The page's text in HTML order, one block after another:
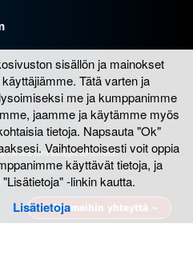
kiinteistönvälittäjät tekemään
kanssa työskentelyn edut
~ Ota meihin yhteyttä ~
sisällön ja mainokset
Tätä varten ja
me ja kumppanimme
jaamme ja käytämme myös
tietoja. Napsauta "Ok"
Vaihtoehtoisesti voit oppia
käyttävät tietoja, ja
-linkin kautta.
Lisätietoja